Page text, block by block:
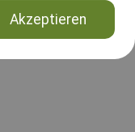
Akzeptieren